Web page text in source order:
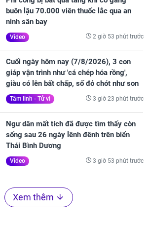
buôn lậu 70.000 viên thuốc lắc qua an
ninh sân bay
Video 2 giờ 53 phút trước
Cuối ngày hôm nay (7/8/2026), 3 con
giáp vận trình như 'cá chép hóa rồng',
giàu có lên bất chấp, số đỏ chót như son
Tâm linh - Tử vi 3 giờ 23 phút trước
Ngư dân mất tích đã được tìm thấy còn
sống sau 26 ngày lênh đênh trên biển
Thái Bình Dương
Video 3 giờ 53 phút trước
Xem thêm